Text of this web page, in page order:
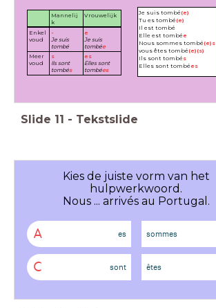
Mannelij
k
Vrouwelijk
Enkel
voud
-
Je suis
tombé
e
Je suis
tombée
Meer
voud
s
Ils sont
tombés
es
Elles sont
tombées
Je suis tombé(e)
Tu es tombé(e)
Il est tombé
Elle est tombée
Nous sommes tombé(e)s
vous êtes tombé(e)(s)
Ils sont tombés
Elles sont tombées
Slide 11 - Tekstslide
Kies de juiste vorm van het
hulpwerkwoord.
Nous ... arrivés au Portugal.
A es sommes
C sont êtes